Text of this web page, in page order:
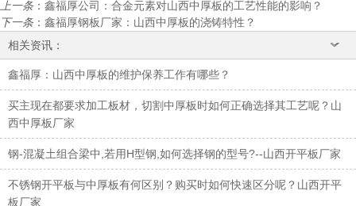
上一条： 鑫福厚公司：合金元素对山西中厚板的工艺性能的影响？
下一条： 鑫福厚钢板厂家：山西中厚板的浇铸特性？
相关资讯：
鑫福厚：山西中厚板的维护保养工作有哪些？
买主现在都要求加工板材，切割中厚板时如何正确选择其工艺呢？山
西中厚板厂家
钢-混凝土组合梁中,若用H型钢,如何选择钢的型号?--山西开平板厂家
不锈钢开平板与中厚板有何区别？购买时如何快速区分呢？山西开平
板厂家